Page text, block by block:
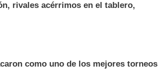
rivales acérrimos en el tablero,
como uno de los mejores torneos